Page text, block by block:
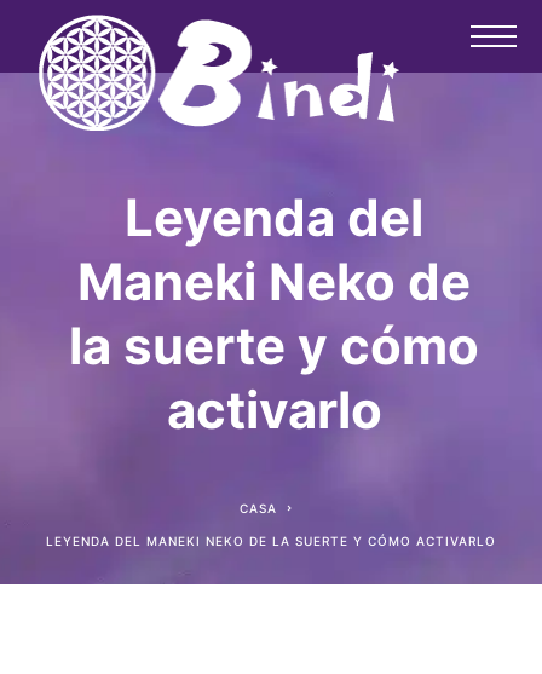
Leyenda del
Maneki Neko de
la suerte y cómo
activarlo
CASA
LEYENDA DEL MANEKI NEKO DE LA SUERTE Y CÓMO ACTIVARLO